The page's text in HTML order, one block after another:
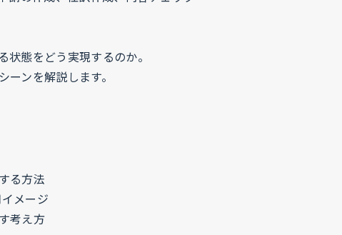
態をどう実現するのか。
ンを解説します。
る方法
メージ
考え方